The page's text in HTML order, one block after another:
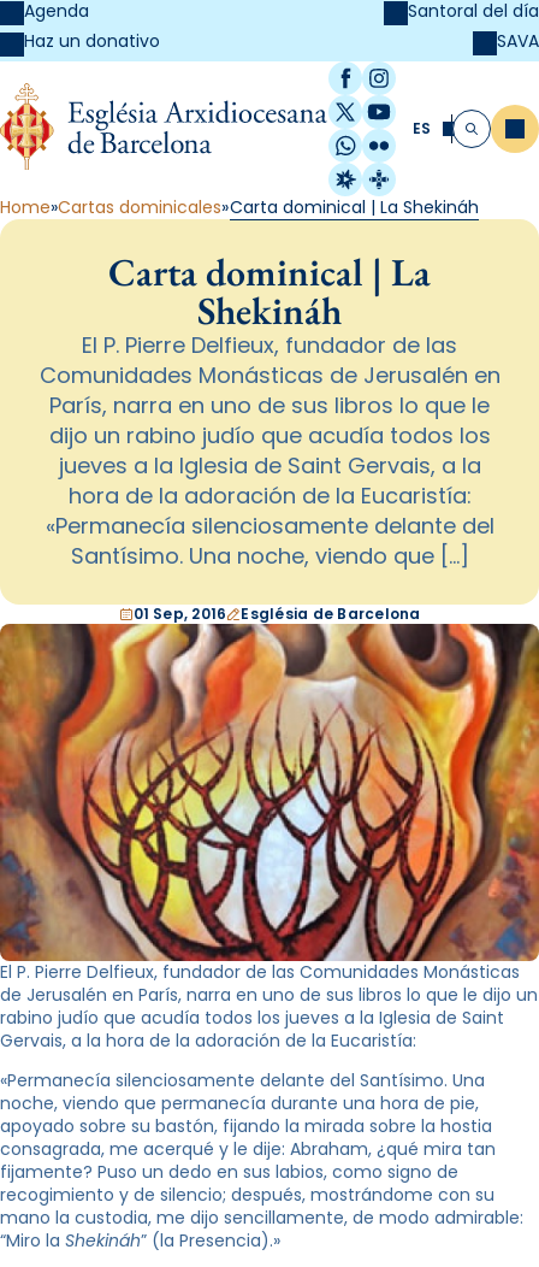
Agenda
Haz un donativo
Santoral del día
SAVA
Facebook
Instagram
X / Twitter
YouTube
WhatsApp
Flickr
Radio Estel
Catalunya
ES Buscar
Home Cartas dominicales Carta dominical | La Shekináh
Carta dominical | La
Shekináh
El P. Pierre Delfieux, fundador de las
Comunidades Monásticas de Jerusalén en
París, narra en uno de sus libros lo que le
dijo un rabino judío que acudía todos los
jueves a la Iglesia de Saint Gervais, a la
hora de la adoración de la Eucaristía:
«Permanecía silenciosamente delante del
Santísimo. Una noche, viendo que […]
01 Sep, 2016 Església de Barcelona
El P. Pierre Delfieux, fundador de las Comunidades Monásticas
de Jerusalén en París, narra en uno de sus libros lo que le dijo un
rabino judío que acudía todos los jueves a la Iglesia de Saint
Gervais, a la hora de la adoración de la Eucaristía:
«Permanecía silenciosamente delante del Santísimo. Una
noche, viendo que permanecía durante una hora de pie,
apoyado sobre su bastón, fijando la mirada sobre la hostia
consagrada, me acerqué y le dije: Abraham, ¿qué mira tan
fijamente? Puso un dedo en sus labios, como signo de
recogimiento y de silencio; después, mostrándome con su
mano la custodia, me dijo sencillamente, de modo admirable:
“Miro la Shekináh” (la Presencia).»